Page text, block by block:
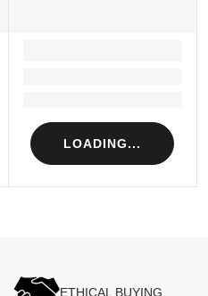
LOADING...
ETHICAL BUYING